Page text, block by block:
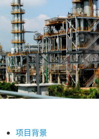
项目背景